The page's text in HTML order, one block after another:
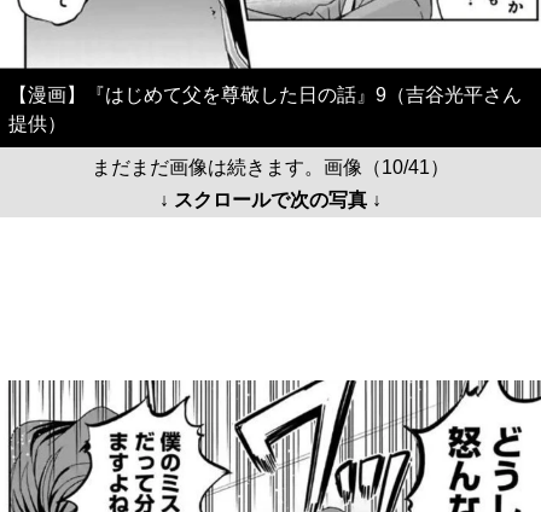
【漫画】『はじめて父を尊敬した日の話』9（吉谷光平さん
提供）
まだまだ画像は続きます。画像（10/41）
↓ スクロールで次の写真 ↓